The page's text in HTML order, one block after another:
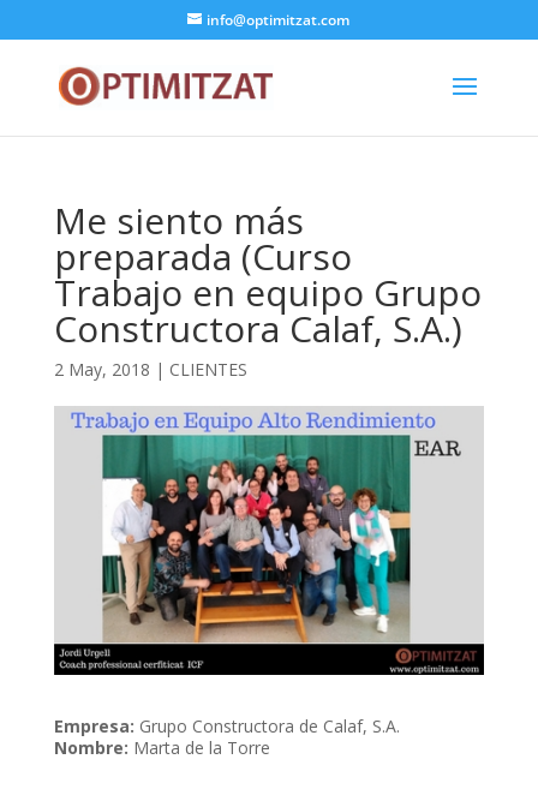
info@optimitzat.com
Me siento más
preparada (Curso
Trabajo en equipo Grupo
Constructora Calaf, S.A.)
2 May, 2018 | CLIENTES
Empresa: Grupo Constructora de Calaf, S.A.
Nombre: Marta de la Torre